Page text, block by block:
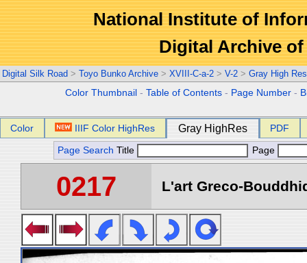
National Institute of
Digital Archive
Digital Silk Road > Toyo Bunko Archive > XVIII-C-a-2 > V-2 > Gray High
Color Thumbnail -Table of Contents - Page Number -
Color IIIF Color HighRes Gray HighRes PDF
Page Search Title Page
0217 L'art Greco-